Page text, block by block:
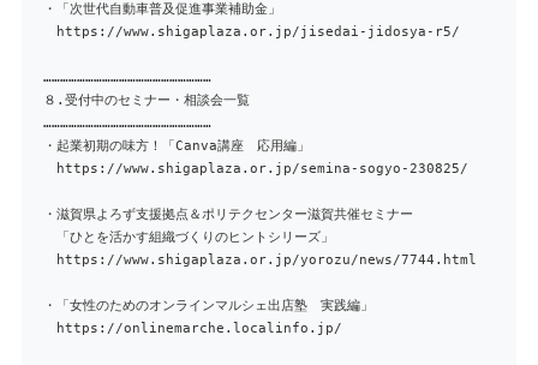
・「次世代自動車普及促進事業補助金」
https://www.shigaplaza.or.jp/jisedai-jidosya-r5/
……………………………………………………
８.受付中のセミナー・相談会一覧
……………………………………………………
・起業初期の味方！「Canva講座 応用編」
https://www.shigaplaza.or.jp/semina-sogyo-230825/
・滋賀県よろず支援拠点＆ポリテクセンター滋賀共催セミナー
「ひとを活かす組織づくりのヒントシリーズ」
https://www.shigaplaza.or.jp/yorozu/news/7744.html
・「女性のためのオンラインマルシェ出店塾 実践編」
https://onlinemarche.localinfo.jp/